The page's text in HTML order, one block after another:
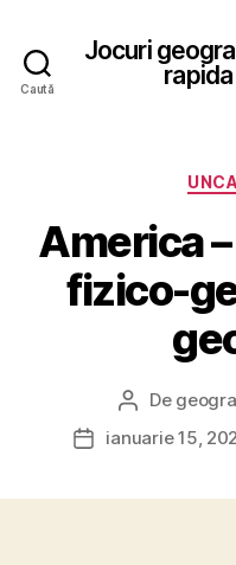
Caută
Jocuri
America
fizico-
Autor
articol
De
Datăianuarie 15,